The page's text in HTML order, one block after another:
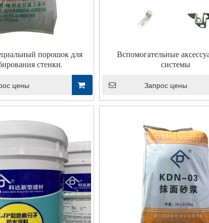
рок-
SPD на водной основе
пенопласта Полиулея
KD-1003
порошок
порошок для
стенки.
цены
Вспомогательные
системы
Запрос цены